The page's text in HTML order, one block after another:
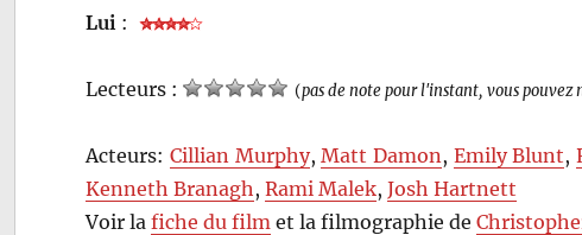
Lui :
Lecteurs : (pas de note pour l'instant, vous pouvez
Acteurs: Cillian Murphy,Matt Damon , Emily Blunt,
Kenneth Branagh ,Rami Malek,Josh Hartnett
Voir lafiche du film et la filmographie de